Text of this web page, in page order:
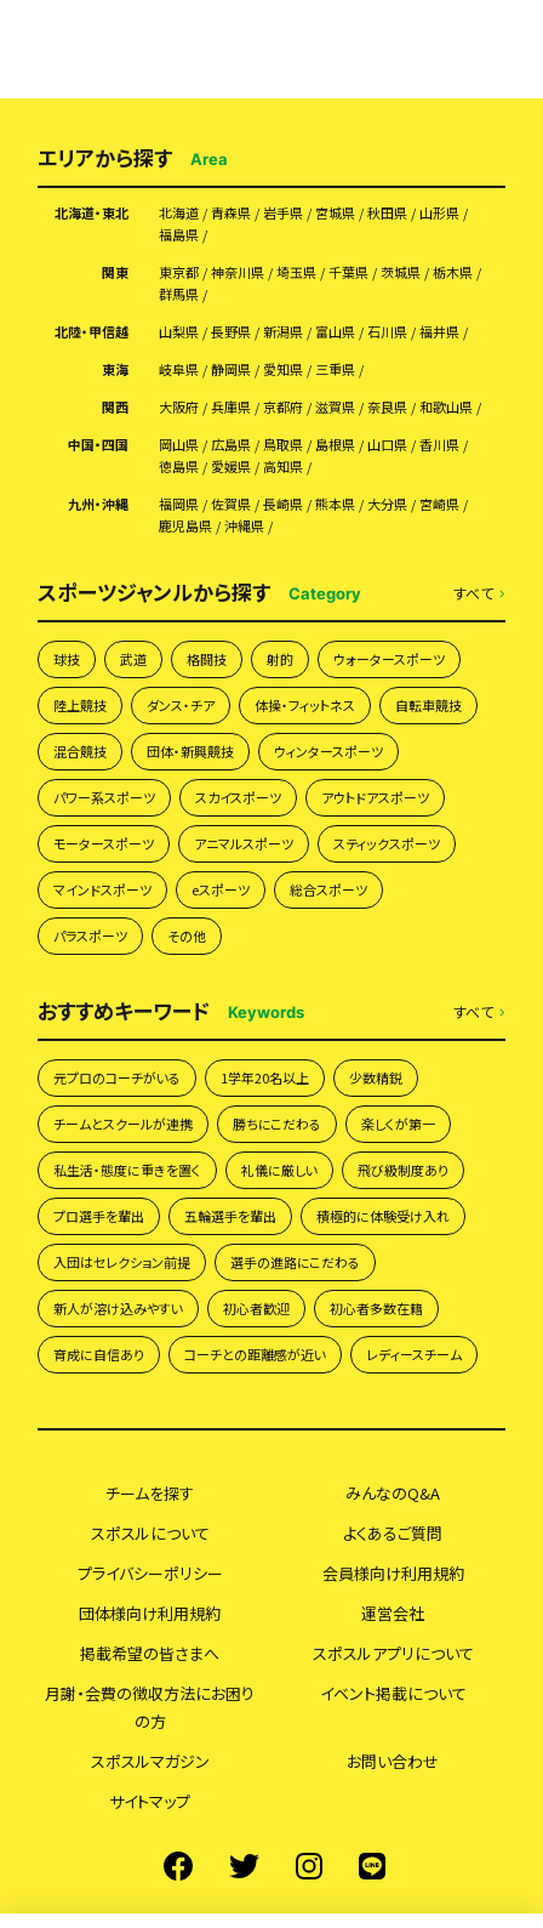
エリアから探す Area
北海道・東北 北海道 青森県 岩手県 宮城県 秋田県
山形県
福島県
関東
東京都 神奈川県 埼玉県 千葉県 茨城県
栃木県
群馬県
北陸・甲信越
山梨県 長野県 新潟県 富山県 石川県
福井県
東海
岐阜県 静岡県 愛知県
三重県
関西
大阪府 兵庫県 京都府 滋賀県 奈良県
和歌山県
中国・四国
岡山県 広島県 鳥取県 島根県 山口県
香川県
徳島県
愛媛県
高知県
九州・沖縄
福岡県 佐賀県 長崎県 熊本県 大分県
宮崎県
鹿児島県
沖縄県
スポーツジャンルから探す Category すべて
球技 武道 格闘技 射的 ウォータースポーツ
陸上競技 ダンス・チア 体操・フィットネス 自転車競技
混合競技 団体・新興競技 ウィンタースポーツ
パワー系スポーツ スカイスポーツ アウトドアスポーツ
モータースポーツ アニマルスポーツ スティックスポーツ
マインドスポーツ eスポーツ 総合スポーツ
パラスポーツ その他
おすすめキーワード Keywords すべて
元プロのコーチがいる 1学年20名以上 少数精鋭
チームとスクールが連携 勝ちにこだわる 楽しくが第一
私生活・態度に重きを置く 礼儀に厳しい 飛び級制度あり
プロ選手を輩出 五輪選手を輩出 積極的に体験受け入れ
入団はセレクション前提 選手の進路にこだわる
新人が溶け込みやすい 初心者歓迎 初心者多数在籍
育成に自信あり コーチとの距離感が近い レディースチーム
チームを探す
みんなのQ&A
スポスルについて
よくあるご質問
プライバシーポリシー
会員様向け利用規約
団体様向け利用規約
運営会社
掲載希望の皆さまへ
スポスルアプリについて
月謝・会費の徴収方法にお困り
の方
イベント掲載について
スポスルマガジン
お問い合わせ
サイトマップ